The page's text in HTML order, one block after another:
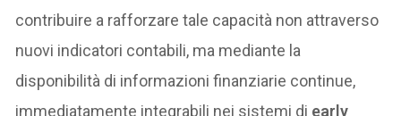
contribuire a rafforzare tale capacità non attraverso
nuovi indicatori contabili, ma mediante la
disponibilità di informazioni finanziarie continue,
immediatamente integrabili nei sistemi di early